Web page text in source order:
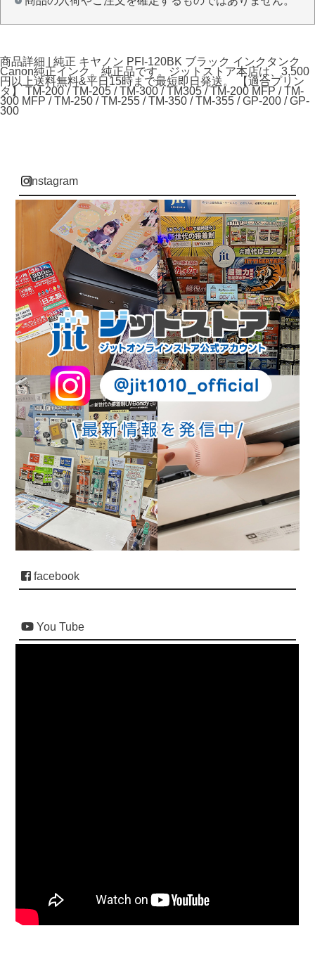
商品詳細 | 純正 キヤノン PFI-120BK ブラック インクタンク
Canon純正インク。純正品です。ジットストア本店は、3,500
円以上送料無料&平日15時まで最短即日発送。 【適合プリン
タ】 TM-200 / TM-205 / TM-300 / TM305 / TM-200 MFP / TM-
300 MFP / TM-250 / TM-255 / TM-350 / TM-355 / GP-200 / GP-
300
instagram
facebook
You Tube